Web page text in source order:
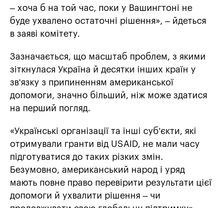
– хоча б на той час, поки у Вашингтоні не
буде ухвалено остаточні рішення», – йдеться
в заяві комітету.
Зазначається, що масштаб проблем, з якими
зіткнулася Україна й десятки інших країн у
зв’язку з припиненням американської
допомоги, значно більший, ніж може здатися
на перший погляд.
«Українські організації та інші суб’єкти, які
отримували гранти від USAID, не мали часу
підготуватися до таких різких змін.
Безумовно, американський народ і уряд
мають повне право перевірити результати цієї
допомоги й ухвалити рішення – чи